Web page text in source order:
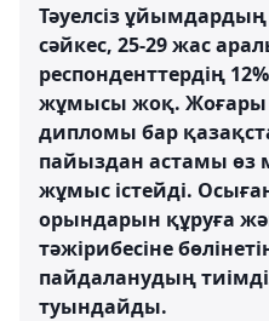
Тәуелсіз
сәйкес, 25-29 жас
респонденттердің
жұмысы жоқ. Жоғары
дипломы бар
пайыздан астамы
жұмыс істейді.
орындарын құруға
тәжірибесіне
пайдаланудың
туындайды.